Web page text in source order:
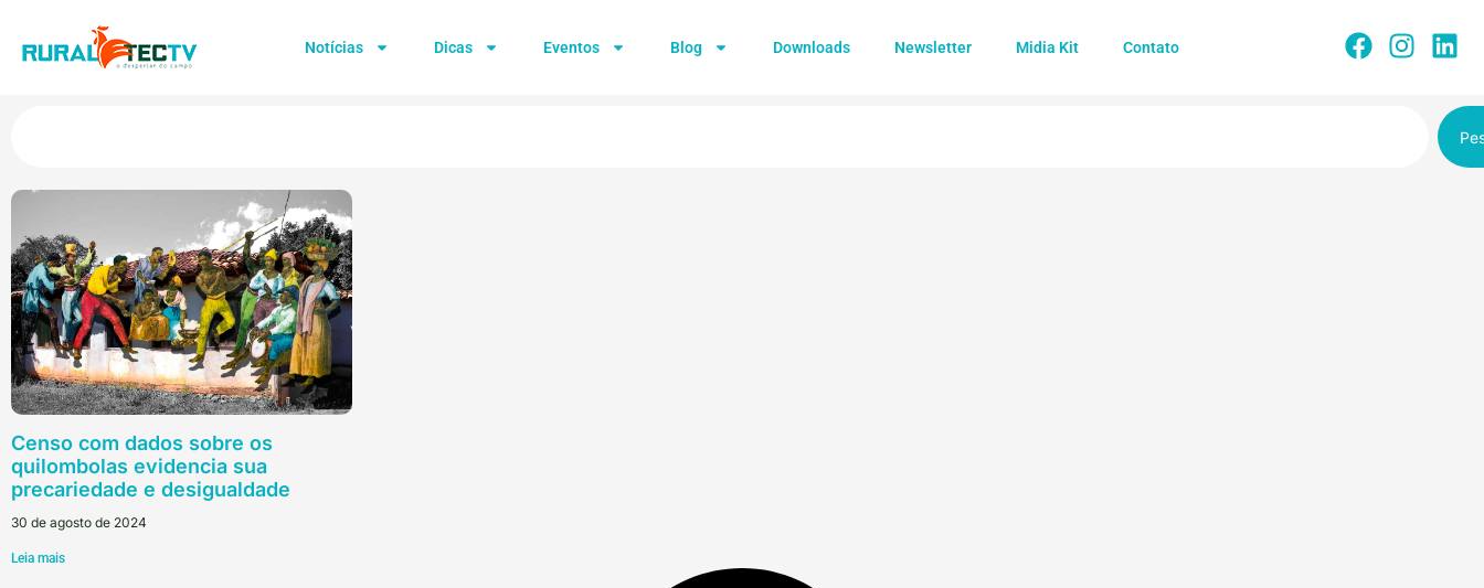
Notícias Dicas Eventos Blog Downloads Newsletter Midia Kit Contato
Censo com dados sobre os
quilombolas evidencia sua
precariedade e desigualdade
30 de agosto de 2024
Leia mais